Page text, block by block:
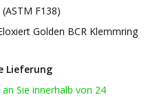
F138)
Golden BCR Klemmring
Lieferung
Sie innerhalb von 24